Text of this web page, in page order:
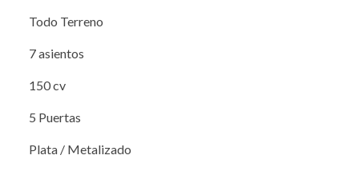
Todo Terreno
7 asientos
150 cv
5 Puertas
Plata / Metalizado